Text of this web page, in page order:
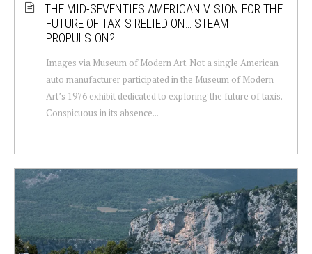
THE MID-SEVENTIES AMERICAN VISION FOR THE
FUTURE OF TAXIS RELIED ON… STEAM
PROPULSION?
Images via Museum of Modern Art. Not a single American
auto manufacturer participated in the Museum of Modern
Art’s 1976 exhibit dedicated to exploring the future of taxis.
Conspicuous in its absence...